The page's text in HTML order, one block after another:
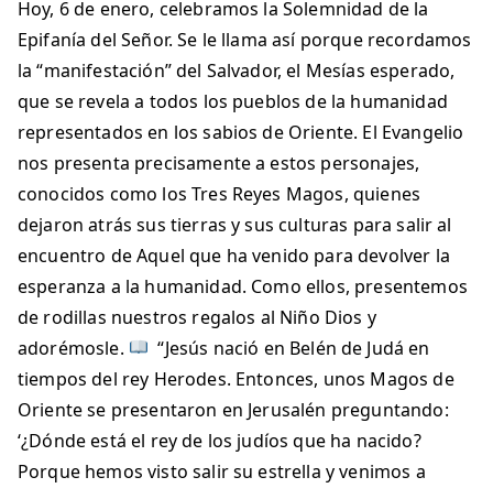
Hoy, 6 de enero, celebramos la Solemnidad de la
Epifanía del Señor. Se le llama así porque recordamos
la “manifestación” del Salvador, el Mesías esperado,
que se revela a todos los pueblos de la humanidad
representados en los sabios de Oriente. El Evangelio
nos presenta precisamente a estos personajes,
conocidos como los Tres Reyes Magos, quienes
dejaron atrás sus tierras y sus culturas para salir al
encuentro de Aquel que ha venido para devolver la
esperanza a la humanidad. Como ellos, presentemos
de rodillas nuestros regalos al Niño Dios y
adorémosle.
“Jesús nació en Belén de Judá en
tiempos del rey Herodes. Entonces, unos Magos de
Oriente se presentaron en Jerusalén preguntando:
‘¿Dónde está el rey de los judíos que ha nacido?
Porque hemos visto salir su estrella y venimos a